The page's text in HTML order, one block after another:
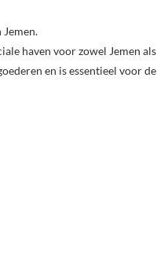
haven voor zowel Jemen als
en is essentieel voor de